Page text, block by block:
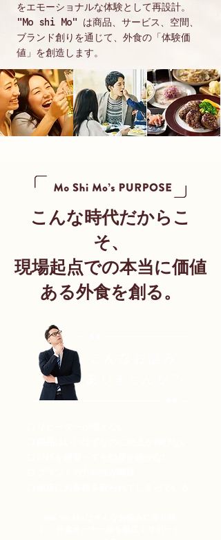
をエモーショナルな体験として再設計。
"Mo shi Mo" は商品、サービス、空間、
ブランド創りを通じて、外食の「体験価
値」を創造します。
こんな時代だからこ
そ、
現場起点での本当に価値
ある外食を創る。